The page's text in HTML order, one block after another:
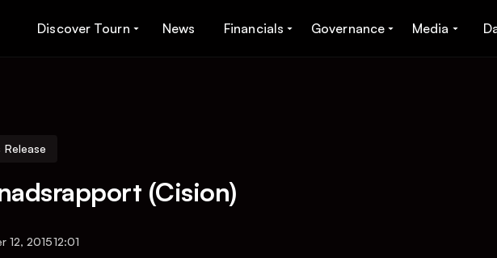
Discover Tourn News Financials Governance Media
Release
(Cision)
12, 201512:01